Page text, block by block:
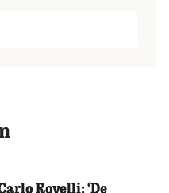
Rovelli: ‘De